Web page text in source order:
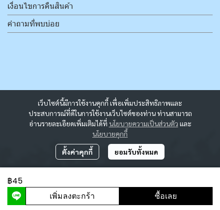
฿45
เพิ่มลงตะกร้า ซื้อเลย
เว็บไซต์นี้มีการใช้งานคุกกี้ เพื่อเพิ่มประสิทธิภาพและ
ประสบการณ์ที่ดีในการใช้งานเว็บไซต์ของท่าน ท่านสามารถ
อ่านรายละเอียดเพิ่มเติมได้ที่ นโยบายความเป็นส่วนตัว และ
นโยบายคุกกี้
ตั้งค่าคุกกี้ ยอมรับทั้งหมด
เงื่อนไขการคืนสินค้า
คำถามที่พบบ่อย
ผู้เข้าชมวันนี้5,852
Powered By MakeWebEasy